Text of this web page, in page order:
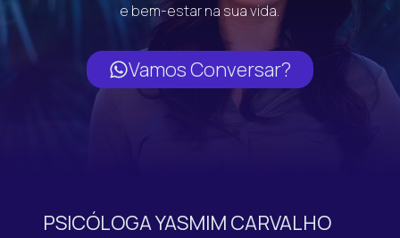
e bem-estar na sua vida.
Vamos Conversar?
PSICÓLOGA YASMIM CARVALHO